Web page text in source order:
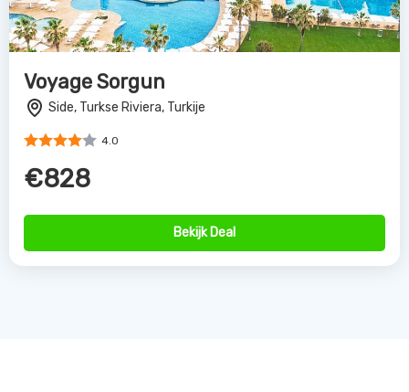
Voyage Sorgun
Side, Turkse Riviera, Turkije
4.0
€828
Bekijk Deal